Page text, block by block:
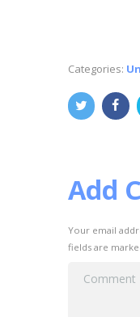
Categories:
Add
Your email
fields are